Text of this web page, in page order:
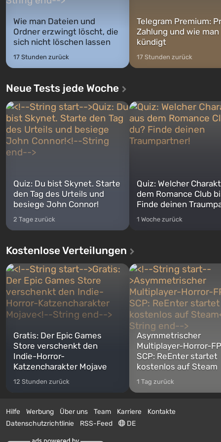
Wie man Dateien und
Ordner erzwingt löscht, die
sich nicht löschen lassen
17 Stunden zurück
Telegram Premium:
Zahlung und wie man
kündigt
17 Stunden zurück
Neue Tests jede Woche
Quiz: Du bist Skynet. Starte
den Tag des Urteils und
besiege John Connor!
2 Tage zurück
Quiz: Welcher
dem Romance Club
Finde deinen
1 Woche zurück
Kostenlose Verteilungen
Gratis: Der Epic Games
Store verschenkt den
Indie-Horror-
Katzencharakter Mojave
12 Stunden zurück
Asymmetrischer
Multiplayer-Horror-
SCP: ReEnter startet
kostenlos auf Steam
1 Tag zurück
Hilfe Werbung Über uns Team Karriere
Kontakte
Datenschutzrichtlinie
RSS-Feed DE